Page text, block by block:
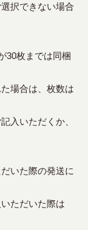
択できない場合
30枚までは同梱
場合は、枚数は
入いただくか、
いた際の発送に
ただいた際は